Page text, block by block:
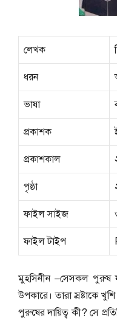
লেখক
ধরন
ভাষা
প্রকাশক
প্রকাশকাল
পৃষ্ঠা
ফাইল সাইজ
ফাইল টাইপ
মুহসিনীন –সেসকল পুরুষ
উপকারে। তারা স্রষ্টাকে
পুরুষের দায়িত্ব কী? সে